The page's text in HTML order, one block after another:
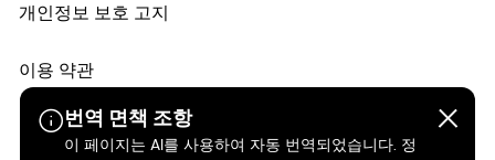
번역 면책 조항
이 페이지는 AI를 사용하여 자동 번역되었습니다. 정
개인정보 보호 고지
이용 약관
약관